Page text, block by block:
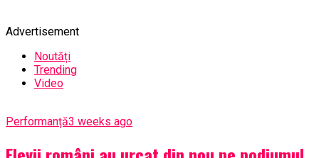
Advertisement
Noutăți
Trending
Video
Performanță3 weeks ago